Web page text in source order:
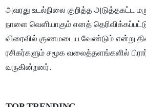
அவரது உடல்நிலை குறித்த அடுத்தகட்ட
நாளை வெளியாகும் எனத்
விரைவில் குணமடைய வேண்டும் என்று
ரசிகர்களும் சமூக வலைத்தளங்களில்
வருகின்றனர்.